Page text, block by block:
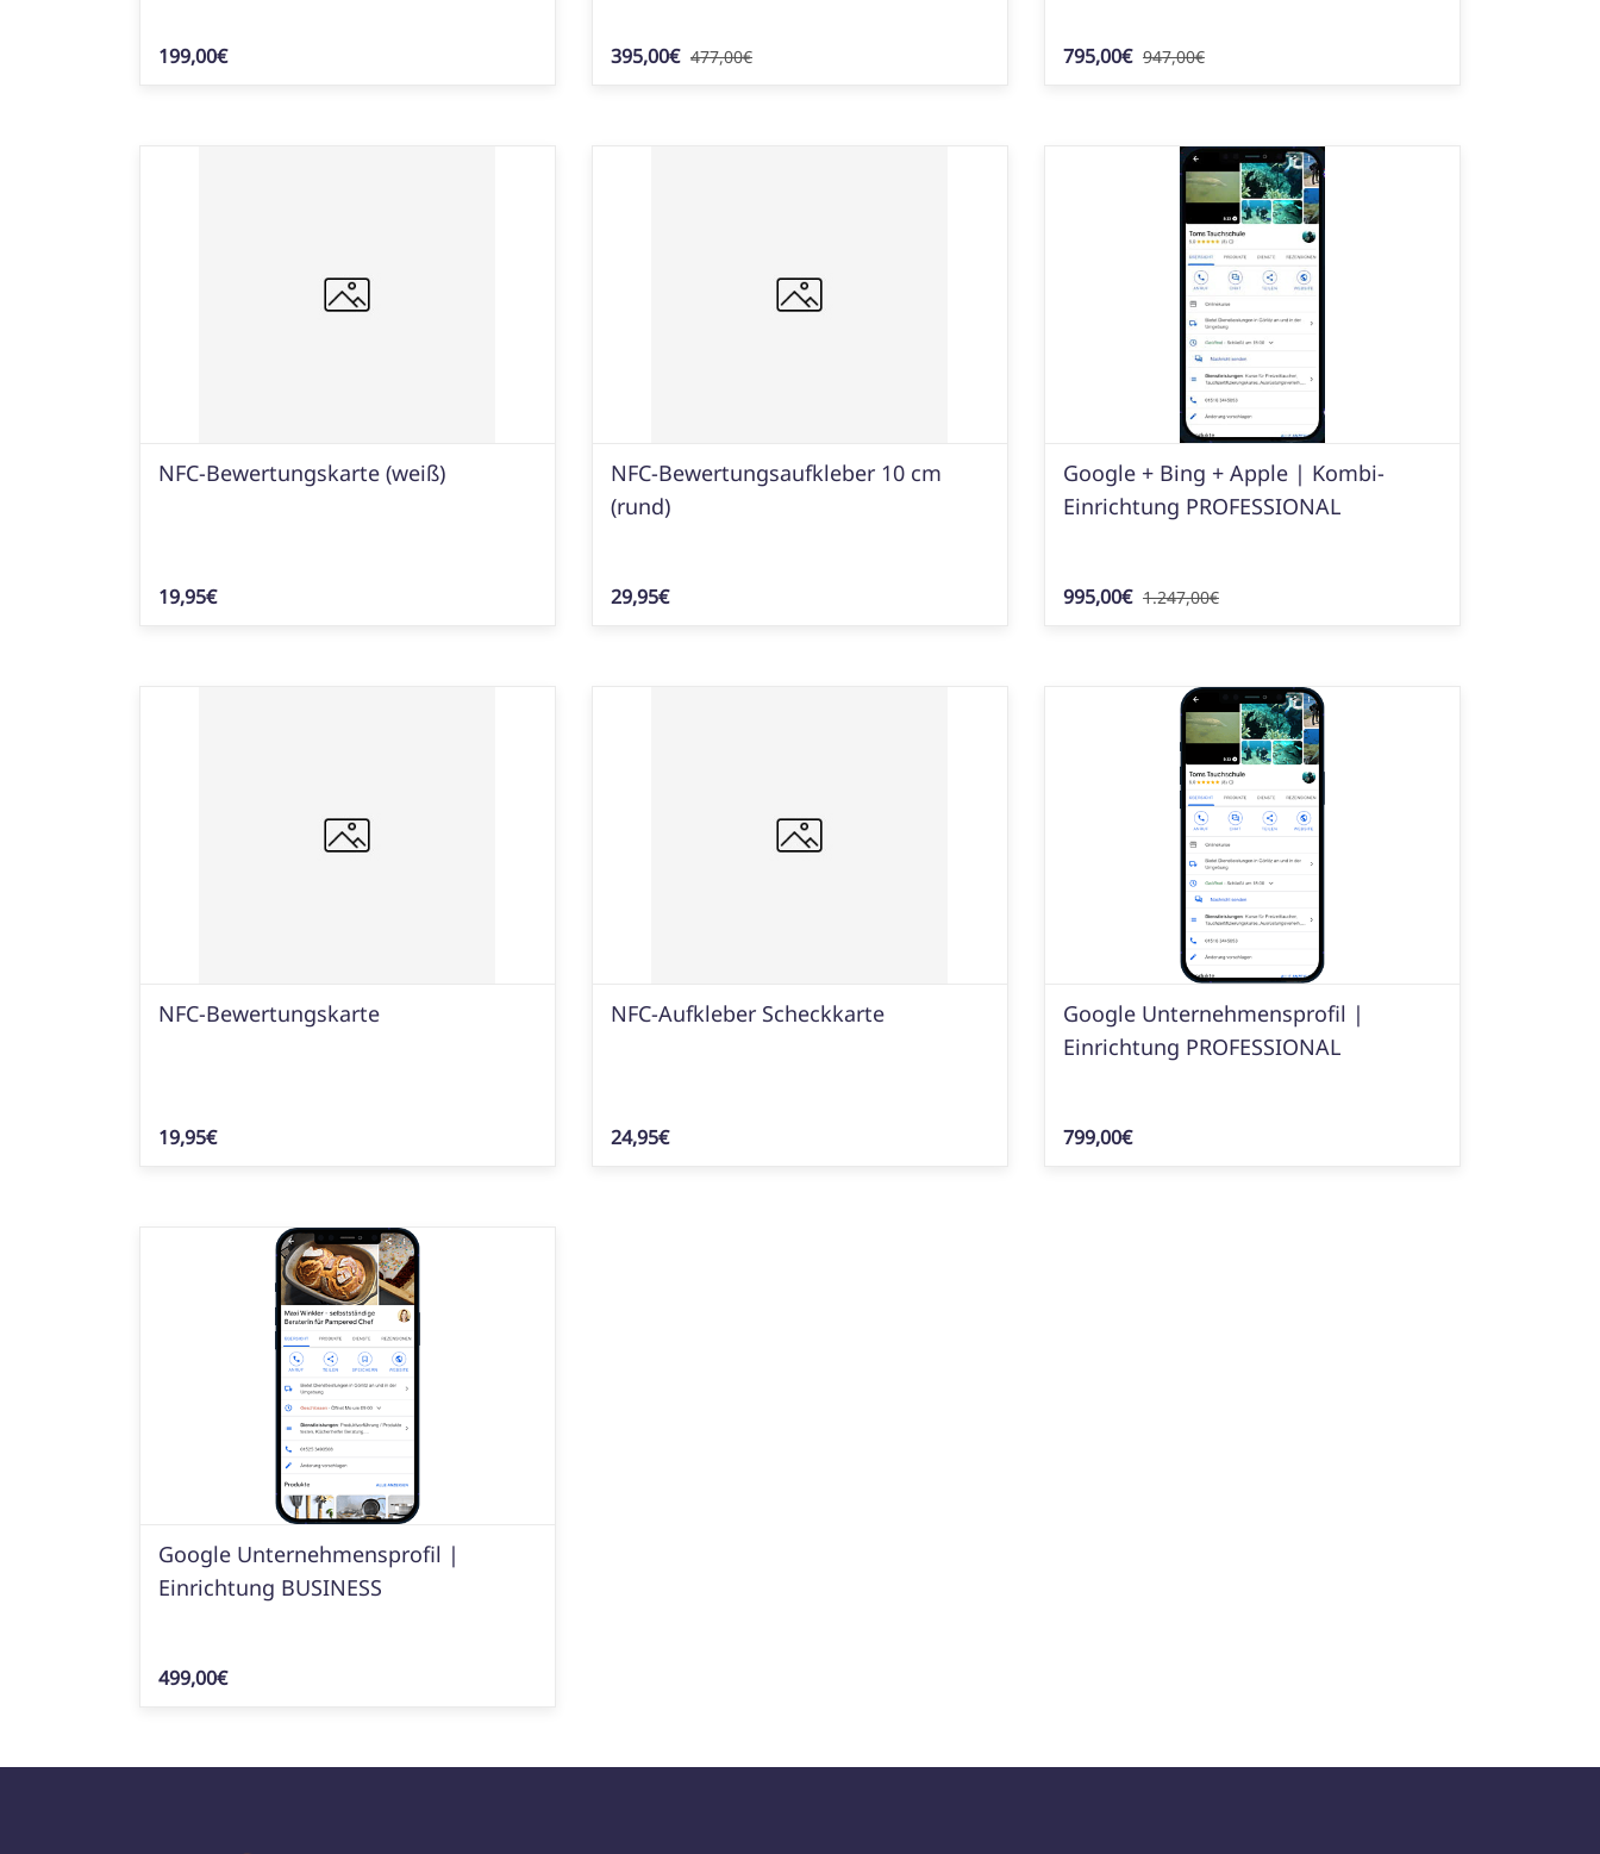
199,00€ 395,00€ 477,00€ 795,00€ 947,00€
NFC-Bewertungskarte (weiß)
19,95€
NFC-Bewertungsaufkleber 10 cm
(rund)
29,95€
Google + Bing + Apple | Kombi-
Einrichtung PROFESSIONAL
995,00€ 1.247,00€
NFC-Bewertungskarte
19,95€
NFC-Aufkleber Scheckkarte
24,95€
Google Unternehmensprofil |
Einrichtung PROFESSIONAL
799,00€
Google Unternehmensprofil |
Einrichtung BUSINESS
499,00€